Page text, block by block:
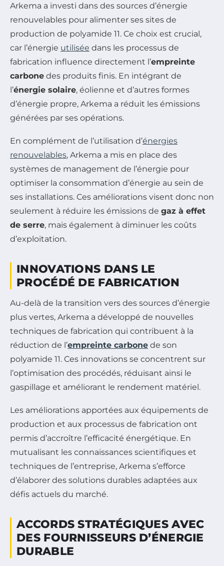
Arkema a investi dans des sources d’énergie
renouvelables pour alimenter ses sites de
production de polyamide 11. Ce choix est crucial,
car l’énergie utilisée dans les processus de
fabrication influence directement l’empreinte
carbone des produits finis. En intégrant de
l’énergie solaire, éolienne et d’autres formes
d’énergie propre, Arkema a réduit les émissions
générées par ses opérations.
En complément de l’utilisation d’énergies
renouvelables, Arkema a mis en place des
systèmes de management de l’énergie pour
optimiser la consommation d’énergie au sein de
ses installations. Ces améliorations visent donc non
seulement à réduire les émissions de gaz à effet
de serre, mais également à diminuer les coûts
d’exploitation.
INNOVATIONS DANS LE
PROCÉDÉ DE FABRICATION
Au-delà de la transition vers des sources d’énergie
plus vertes, Arkema a développé de nouvelles
techniques de fabrication qui contribuent à la
réduction de l’empreinte carbone de son
polyamide 11. Ces innovations se concentrent sur
l’optimisation des procédés, réduisant ainsi le
gaspillage et améliorant le rendement matériel.
Les améliorations apportées aux équipements de
production et aux processus de fabrication ont
permis d’accroître l’efficacité énergétique. En
mutualisant les connaissances scientifiques et
techniques de l’entreprise, Arkema s’efforce
d’élaborer des solutions durables adaptées aux
défis actuels du marché.
ACCORDS STRATÉGIQUES AVEC
DES FOURNISSEURS D’ÉNERGIE
DURABLE